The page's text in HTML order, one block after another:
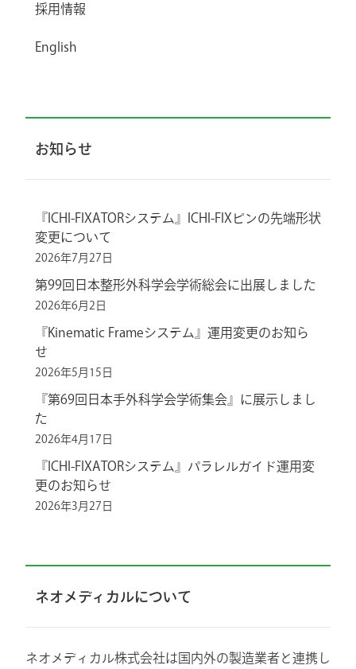
採用情報
English
お知らせ
『ICHI-FIXATORシステム』ICHI-FIXピンの先端形状
変更について
2026年7月27日
第99回日本整形外科学会学術総会に出展しました
2026年6月2日
『Kinematic Frameシステム』運用変更のお知ら
せ
2026年5月15日
『第69回日本手外科学会学術集会』に展示しまし
た
2026年4月17日
『ICHI-FIXATORシステム』パラレルガイド運用変
更のお知らせ
2026年3月27日
ネオメディカルについて
ネオメディカル株式会社は国内外の製造業者と連携し